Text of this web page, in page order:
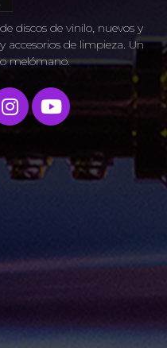
discos de vinilo, nuevos y
accesorios de limpieza. Un
melómano.